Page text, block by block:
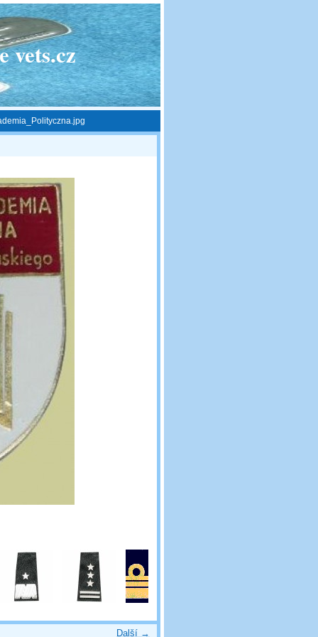
vets.cz
Další →